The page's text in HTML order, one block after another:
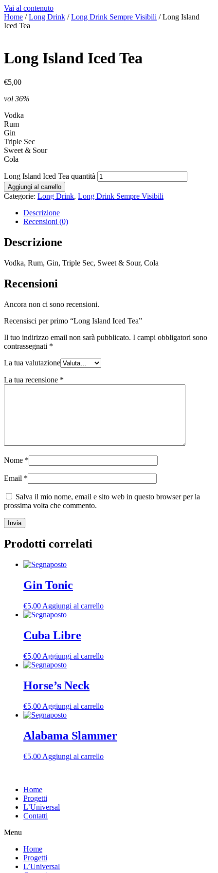
Vai al contenuto
Home /Long Drink /Long Drink Sempre Visibili / Long Island
Iced Tea
Long Island Iced Tea
€5,00
vol 36%
Vodka
Rum
Gin
Triple Sec
Sweet & Sour
Cola
Long Island Iced Tea quantità
Aggiungi al carrello
Categorie: Long Drink, Long Drink Sempre Visibili
Descrizione
Recensioni (0)
Descrizione
Vodka, Rum, Gin, Triple Sec, Sweet & Sour, Cola
Recensioni
Ancora non ci sono recensioni.
Recensisci per primo “Long Island Iced Tea”
Il tuo indirizzo email non sarà pubblicato. I campi obbligatori sono
contrassegnati *
La tua valutazione
La tua recensione *
Nome *
Email *
Salva il mio nome, email e sito web in questo browser per la
prossima volta che commento.
Prodotti correlati
Gin Tonic
€5,00 Aggiungi al carrello
Cuba Libre
€5,00 Aggiungi al carrello
Horse’s Neck
€5,00 Aggiungi al carrello
Alabama Slammer
€5,00 Aggiungi al carrello
Home
Progetti
L’Universal
Contatti
Menu
Home
Progetti
L’Universal